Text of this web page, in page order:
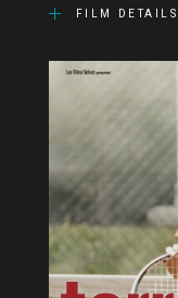
FILM DETAILS